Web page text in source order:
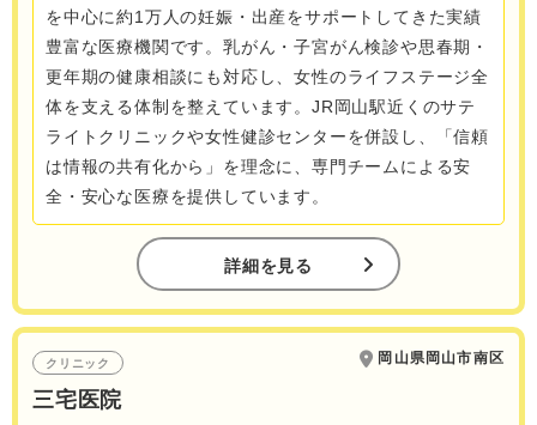
を中心に約1万人の妊娠・出産をサポートしてきた実績
豊富な医療機関です。乳がん・子宮がん検診や思春期・
更年期の健康相談にも対応し、女性のライフステージ全
体を支える体制を整えています。JR岡山駅近くのサテ
ライトクリニックや女性健診センターを併設し、「信頼
は情報の共有化から」を理念に、専門チームによる安
全・安心な医療を提供しています。
詳細を見る
クリニック 岡山県岡山市南区
三宅医院